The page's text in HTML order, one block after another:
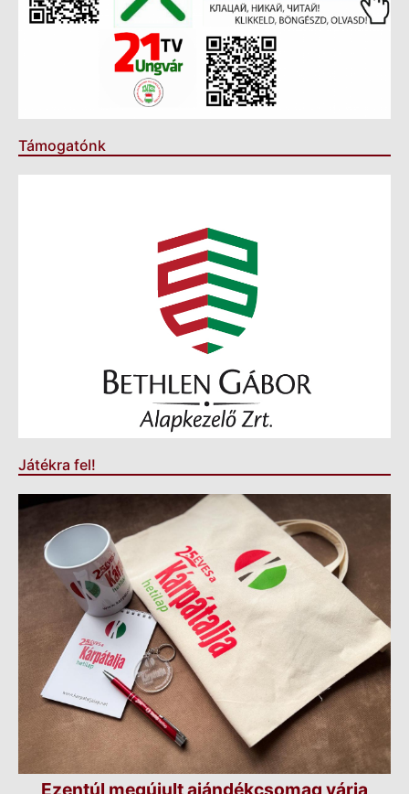
Támogatónk
Játékra fel!
Ezentúl megújult ajándékcsomag várja